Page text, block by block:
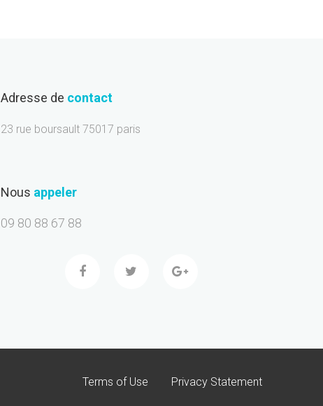
Adresse de contact
23 rue boursault 75017 paris
Nous appeler
09 80 88 67 88
Terms of Use Privacy Statement